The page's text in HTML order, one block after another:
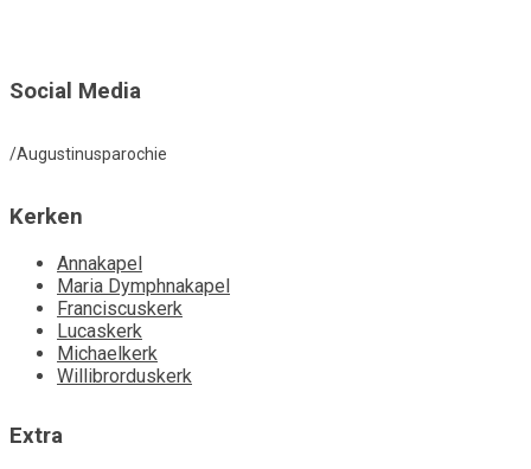
Social Media
/Augustinusparochie
Kerken
Annakapel
Maria Dymphnakapel
Franciscuskerk
Lucaskerk
Michaelkerk
Willibrorduskerk
Extra